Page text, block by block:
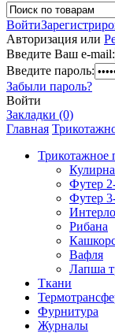
Войти
Авторизация или
Введите Ваш e-mail:
Введите пароль:
Забыли пароль?
Войти
Закладки (0)
Главная
Трикотажное
Футер
Футер
Рибана
Вафля
Лапша
Ткани
Фурнитура
Журналы